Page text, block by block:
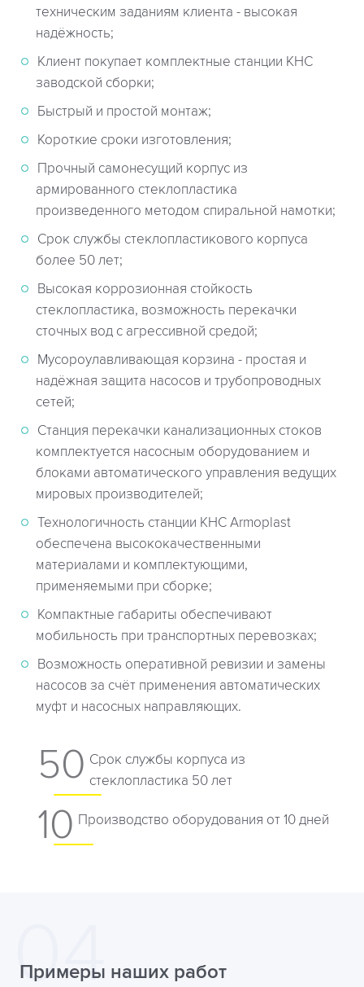
техническим заданиям клиента - высокая
надёжность;
Клиент покупает комплектные станции КНС
заводской сборки;
Быстрый и простой монтаж;
Короткие сроки изготовления;
Прочный самонесущий корпус из
армированного стеклопластика
произведенного методом спиральной намотки;
Срок службы стеклопластикового корпуса
более 50 лет;
Высокая коррозионная стойкость
стеклопластика, возможность перекачки
сточных вод с агрессивной средой;
Мусороулавливающая корзина - простая и
надёжная защита насосов и трубопроводных
сетей;
Станция перекачки канализационных стоков
комплектуется насосным оборудованием и
блоками автоматического управления ведущих
мировых производителей;
Технологичность станции КНС Armoplast
обеспечена высококачественными
материалами и комплектующими,
применяемыми при сборке;
Компактные габариты обеспечивают
мобильность при транспортных перевозках;
Возможность оперативной ревизии и замены
насосов за счёт применения автоматических
муфт и насосных направляющих.
50 Срок службы корпуса из
стеклопластика 50 лет
10 Производство оборудования от 10 дней
Примеры наших работ